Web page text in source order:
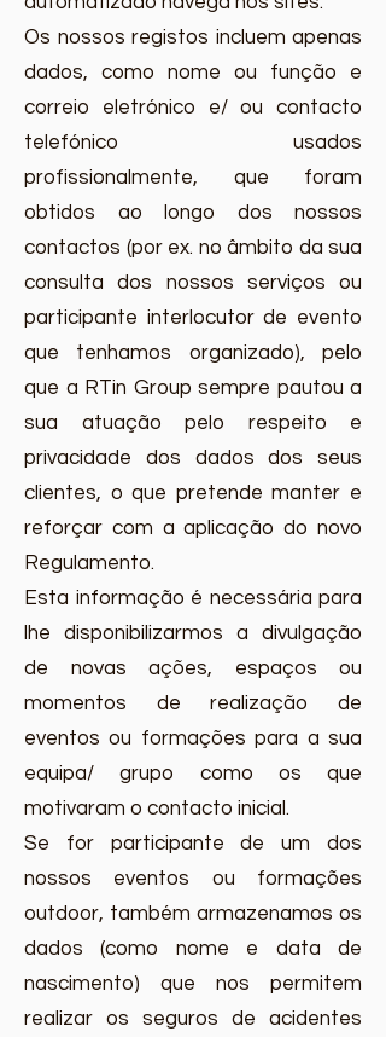
Os nossos registos incluem apenas
dados, como nome ou função e
correio eletrónico e/ ou contacto
telefónico usados
profissionalmente, que foram
obtidos ao longo dos nossos
contactos (por ex. no âmbito da sua
consulta dos nossos serviços ou
participante interlocutor de evento
que tenhamos organizado), pelo
que a RTin Group sempre pautou a
sua atuação pelo respeito e
privacidade dos dados dos seus
clientes, o que pretende manter e
reforçar com a aplicação do novo
Regulamento.
Esta informação é necessária para
lhe disponibilizarmos a divulgação
de novas ações, espaços ou
momentos de realização de
eventos ou formações para a sua
equipa/ grupo como os que
motivaram o contacto inicial.
Se for participante de um dos
nossos eventos ou formações
outdoor, também armazenamos os
dados (como nome e data de
nascimento) que nos permitem
realizar os seguros de acidentes